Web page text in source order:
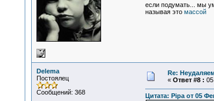
если подумать... мы
называя это массой
Delema
Постоялец
Сообщений: 368
Re:
« Ответ #8 :
Цитата: Pipa от 05